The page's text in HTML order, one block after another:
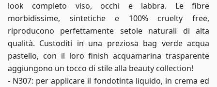
look completo viso, occhi e labbra. Le fibre
morbidissime, sintetiche e 100% cruelty free,
riproducono perfettamente setole naturali di alta
qualità. Custoditi in una preziosa bag verde acqua
pastello, con il loro finish acquamarina trasparente
aggiungono un tocco di stile alla beauty collection!
- N307: per applicare il fondotinta liquido, in crema ed